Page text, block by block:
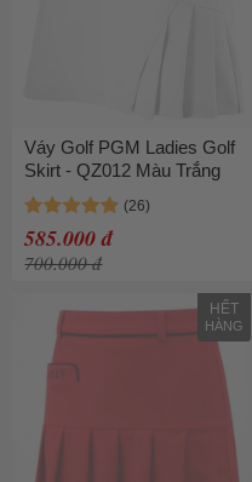
Váy Golf PGM Ladies Golf
Skirt - QZ012 Màu Trắng
585.000 đ
700.000 đ
HẾT
HÀNG